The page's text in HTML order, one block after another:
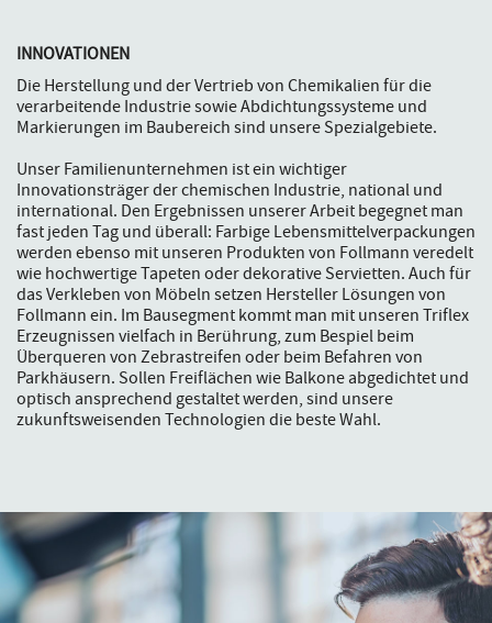
INNOVATIONEN
Die Herstellung und der Vertrieb von Chemikalien für die
verarbeitende Industrie sowie Abdichtungssysteme und
Markierungen im Baubereich sind unsere Spezialgebiete.
Unser Familienunternehmen ist ein wichtiger
Innovationsträger der chemischen Industrie, national und
international. Den Ergebnissen unserer Arbeit begegnet man
fast jeden Tag und überall: Farbige Lebensmittelverpackungen
werden ebenso mit unseren Produkten von Follmann veredelt
wie hochwertige Tapeten oder dekorative Servietten. Auch für
das Verkleben von Möbeln setzen Hersteller Lösungen von
Follmann ein. Im Bausegment kommt man mit unseren Triflex
Erzeugnissen vielfach in Berührung, zum Bespiel beim
Überqueren von Zebrastreifen oder beim Befahren von
Parkhäusern. Sollen Freiflächen wie Balkone abgedichtet und
optisch ansprechend gestaltet werden, sind unsere
zukunftsweisenden Technologien die beste Wahl.